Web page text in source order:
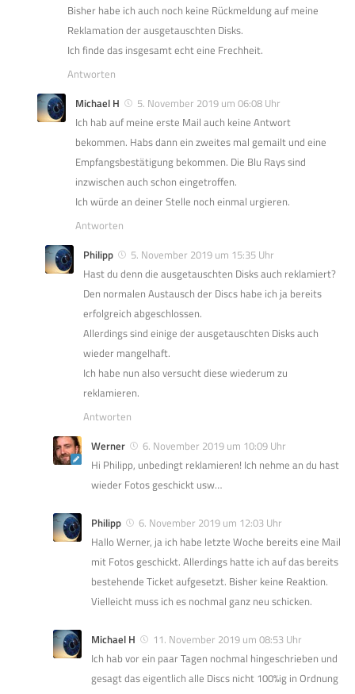
Bisher habe ich auch noch keine Rückmeldung auf meine
Reklamation der ausgetauschten Disks.
Ich finde das insgesamt echt eine Frechheit.
Antworten
Michael H
5. November 2019 um 06:08 Uhr
Ich hab auf meine erste Mail auch keine Antwort
bekommen. Habs dann ein zweites mal gemailt und eine
Empfangsbestätigung bekommen. Die Blu Rays sind
inzwischen auch schon eingetroffen.
Ich würde an deiner Stelle noch einmal urgieren.
Antworten
Philipp
5. November 2019 um 15:35 Uhr
Hast du denn die ausgetauschten Disks auch reklamiert?
Den normalen Austausch der Discs habe ich ja bereits
erfolgreich abgeschlossen.
Allerdings sind einige der ausgetauschten Disks auch
wieder mangelhaft.
Ich habe nun also versucht diese wiederum zu
reklamieren.
Antworten
Werner
6. November 2019 um 10:09 Uhr
Hi Philipp, unbedingt reklamieren! Ich nehme an du hast
wieder Fotos geschickt usw…
Philipp
6. November 2019 um 12:03 Uhr
Hallo Werner, ja ich habe letzte Woche bereits eine Mail
mit Fotos geschickt. Allerdings hatte ich auf das bereits
bestehende Ticket aufgesetzt. Bisher keine Reaktion.
Vielleicht muss ich es nochmal ganz neu schicken.
Michael H
11. November 2019 um 08:53 Uhr
Ich hab vor ein paar Tagen nochmal hingeschrieben und
gesagt das eigentlich alle Discs nicht 100%ig in Ordnung